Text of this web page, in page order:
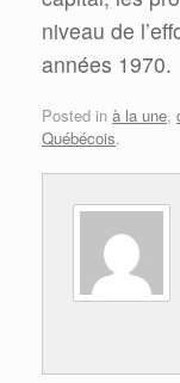
niveau de
années 1970.
Posted in à la une,
Québécois.